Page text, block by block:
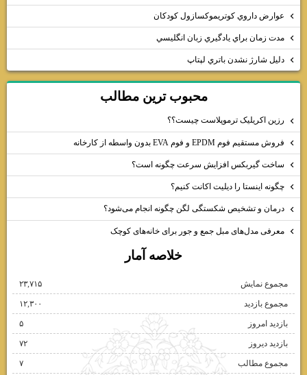
چگونه اینستا را دیلیت اکانت کنیم؟
پيوندها
بهترين چشم پزشكان تهران
آموزش برنامه نويسي سي پلاس پلاس
عوارض داروي كوتريموكسازول كودكان
مدت زمان براي يادگيري زبان انگليسي
رزین اکریلیک ترموپلاست چیست؟؟
فروش مستقیم فوم EPDM و فوم EVA بدون واسطه از کارخانه
ساخت گیربکس افزایش سرعت چگونه است؟